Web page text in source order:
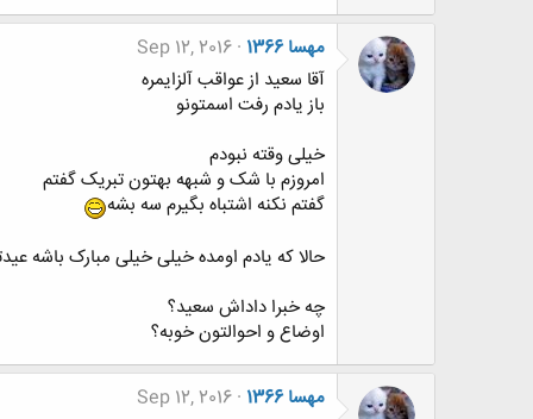
مهسا 1366
Sep 12, 2016
آقا سعید از عواقب آلزایمره
باز یادم رفت اسمتونو
خیلی وقته نبودم
امروزم با شک و شبهه بهتون تبریک گفتم
گفتم نکنه اشتباه بگیرم سه بشه
حالا که یادم اومده خیلی خیلی مبارک باشه
چه خبرا داداش سعید؟
اوضاع و احوالتون خوبه؟
مهسا 1366
Sep 12, 2016